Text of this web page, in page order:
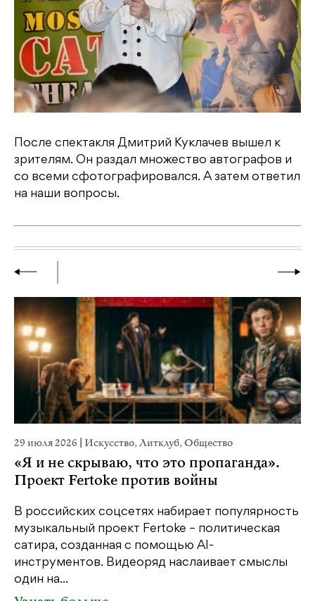
После спектакля Дмитрий Куклачев вышел к
зрителям. Он раздал множество автографов и
со всеми сфотографировался. А затем ответил
на наши вопросы.
29 июля 2026 Искусство,Литклуб,Общество
«Я и не скрываю, что это пропаганда».
Проект Fertoke против войны
В российских соцсетях набирает популярность
музыкальный проект Fertoke – политическая
сатира, созданная с помощью AI-
инструментов. Видеоряд наслаивает смыслы
один на...